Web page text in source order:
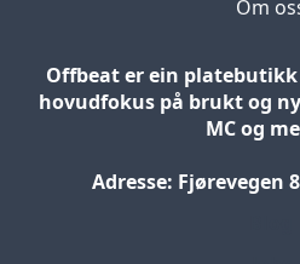
Om
Offbeat er ein
hovudfokus på brukt og
MC og
Adresse: Fjørevegen